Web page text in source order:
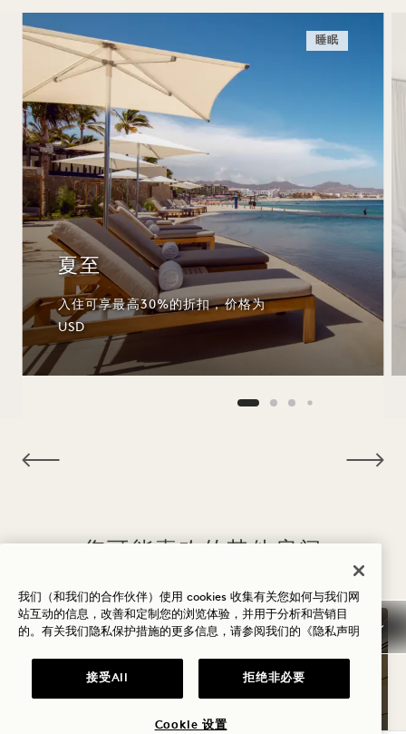
睡眠
夏至
入住可享最高30%的折扣，价格为
USD
您可能喜欢的其他房间
我们（和我们的合作伙伴）使用 cookies 收集有关您如何与我们网
站互动的信息，改善和定制您的浏览体验，并用于分析和营销目
的。有关我们隐私保护措施的更多信息，请参阅我们的 《隐私声明
接受All 拒绝非必要
Cookie 设置